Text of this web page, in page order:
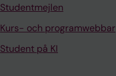
Studentmejlen
Kurs- och programwebbar
Student på KI